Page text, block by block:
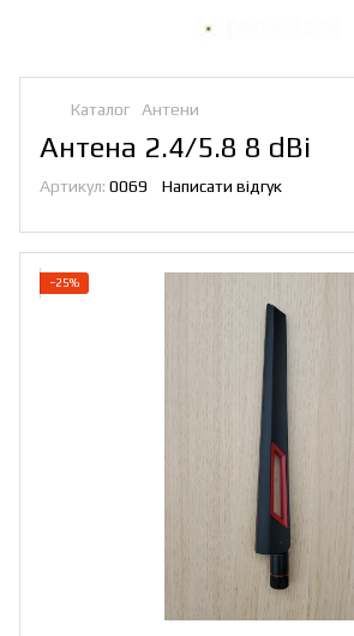
Каталог Антени
Антена 2.4/5.8 8 dBi
Артикул: 0069 Написати відгук
−25%